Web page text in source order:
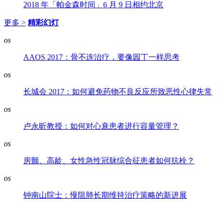
2018 年「帕金森时间」6 月 9 日相约北京
更多 > 精彩幻灯
os
AAOS 2017：骨不连治疗，要像园丁一样思考
os
长城会 2017：如何避免药物不良反应所致恶性心律失常
os
卢永昕教授：如何对心衰患者进行容量管理？
os
房颤、高龄、女性急性冠脉综合征患者如何抗栓？
os
钟南山院士：慢阻肺长期维持治疗策略的新进展